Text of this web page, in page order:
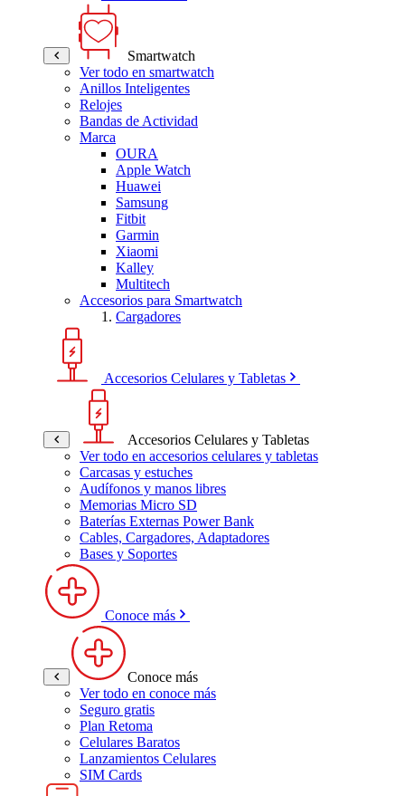
Smartwatch
Ver todo en smartwatch
Anillos Inteligentes
Relojes
Bandas de Actividad
Marca
OURA
Apple Watch
Huawei
Samsung
Fitbit
Garmin
Xiaomi
Kalley
Multitech
Accesorios para Smartwatch
Cargadores
Accesorios Celulares y Tabletas
Accesorios Celulares y Tabletas
Ver todo en accesorios celulares y tabletas
Carcasas y estuches
Audífonos y manos libres
Memorias Micro SD
Baterías Externas Power Bank
Cables, Cargadores, Adaptadores
Bases y Soportes
Conoce más
Conoce más
Ver todo en conoce más
Seguro gratis
Plan Retoma
Celulares Baratos
Lanzamientos Celulares
SIM Cards